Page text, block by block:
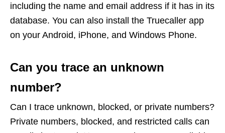
including the name and email address if it has in its
database. You can also install the Truecaller app
on your Android, iPhone, and Windows Phone.
Can you trace an unknown
number?
Can I trace unknown, blocked, or private numbers?
Private numbers, blocked, and restricted calls can